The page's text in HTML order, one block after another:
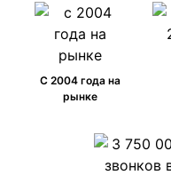
C 2004 года на
рынке